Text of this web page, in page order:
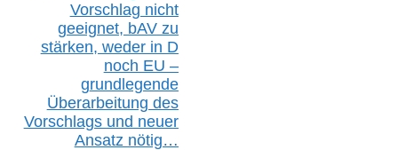
Vorschlag nicht
geeignet, bAVzu
stärken, weder in D
noch EU –
grundlegende
Überarbeitung des
Vorschlags und neuer
Ansatz nötig…